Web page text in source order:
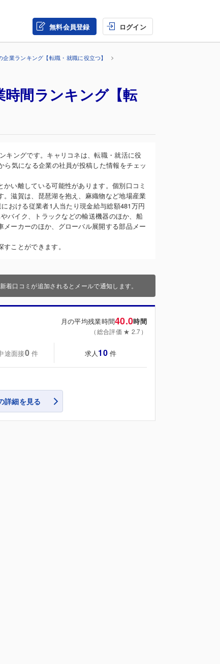
無料会員登録 ログイン
業ランキング【転職・就職に役立つ】
間ランキング【転
キングです。キャリコネは、転職・就活に役
気になる企業の社員が投稿した情報をチェッ
い離している可能性があります。個別口コミ
滋賀は、琵琶湖を抱え、麻織物など地場産業
おける従業者1人当たり現金給与総額481万円
バイク、トラックなどの輸送機器のほか、船
ーカーのほか、グローバル展開する部品メー
ことができます。
口コミが追加されるとメールで通知します。
月の平均残業時間40.0時間
（総合評価 ★ 2.7）
途面接0 件 求人 10 件
詳細を見る